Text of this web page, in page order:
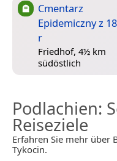
Cmentarz
Epidemiczny z
r
Friedhof, 4½ km
südöstlich
Podlachien:
Reiseziele
Erfahren Sie mehr über
Tykocin.